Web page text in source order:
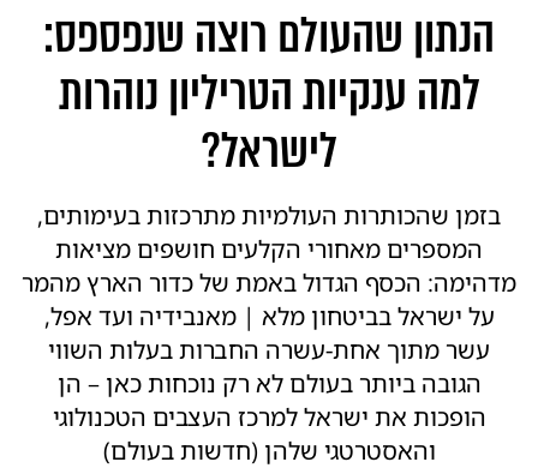
הנתון שהעולם רוצה שנפספס:
למה ענקיות הטריליון נוהרות
לישראל?
בזמן שהכותרות העולמיות מתרכזות בעימותים,
המספרים מאחורי הקלעים חושפים מציאות
מדהימה: הכסף הגדול באמת של כדור הארץ מהמר
על ישראל בביטחון מלא | מאנבידיה ועד אפל,
עשר מתוך אחת-עשרה החברות בעלות השווי
הגובה ביותר בעולם לא רק נוכחות כאן – הן
הופכות את ישראל למרכז העצבים הטכנולוגי
והאסטרטגי שלהן (חדשות בעולם)